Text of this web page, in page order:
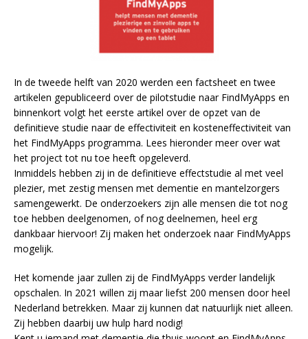
In de tweede helft van 2020 werden een factsheet en twee
artikelen gepubliceerd over de pilotstudie naar FindMyApps en
binnenkort volgt het eerste artikel over de opzet van de
definitieve studie naar de effectiviteit en kosteneffectiviteit van
het FindMyApps programma. Lees hieronder meer over wat
het project tot nu toe heeft opgeleverd.
Inmiddels hebben zij in de definitieve effectstudie al met veel
plezier, met zestig mensen met dementie en mantelzorgers
samengewerkt. De onderzoekers zijn alle mensen die tot nog
toe hebben deelgenomen, of nog deelnemen, heel erg
dankbaar hiervoor! Zij maken het onderzoek naar FindMyApps
mogelijk.
Het komende jaar zullen zij de FindMyApps verder landelijk
opschalen. In 2021 willen zij maar liefst 200 mensen door heel
Nederland betrekken. Maar zij kunnen dat natuurlijk niet alleen.
Zij hebben daarbij uw hulp hard nodig!